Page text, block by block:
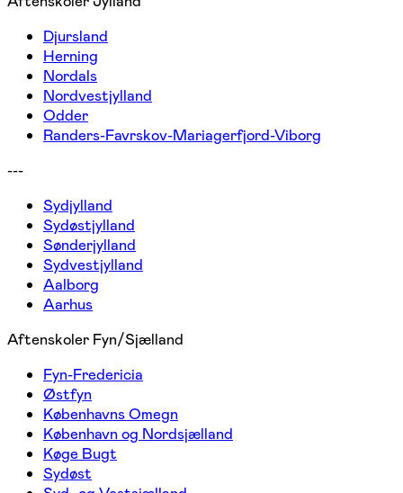
Djursland
Herning
Nordals
Nordvestjylland
Odder
Randers-Favrskov-Mariagerfjord-Viborg
---
Sydjylland
Sydøstjylland
Sønderjylland
Sydvestjylland
Aalborg
Aarhus
Aftenskoler Fyn/Sjælland
Fyn-Fredericia
Østfyn
Københavns Omegn
København og Nordsjælland
Køge Bugt
Sydøst